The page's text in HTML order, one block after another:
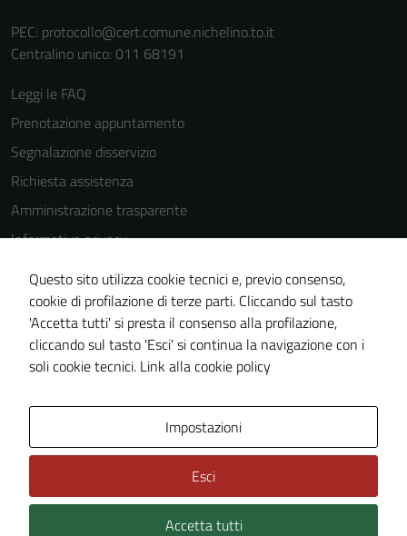
PEC: protocollo@cert.comune.nichelino.to.it
Centralino unico: 011 68191
Leggi le FAQ
Prenotazione appuntamento
Segnalazione disservizio
Richiesta assistenza
Amministrazione trasparente
Informativa privacy
Note legali
Dichiarazione di accessibilità
Piano di miglioramento del sito
Technical Design s.r.l.
Questo sito utilizza cookie tecnici e, previo consenso,
cookie di profilazione di terze parti. Cliccando sul tasto
'Accetta tutti' si presta il consenso alla profilazione,
cliccando sul tasto 'Esci' si continua la navigazione con i
soli cookie tecnici. Link alla cookie policy
Impostazioni
Esci
Accetta tutti